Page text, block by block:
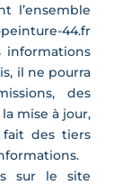
l’ensemble
44.fr
informations
il ne pourra
des
mise à jour,
des tiers
sur le site